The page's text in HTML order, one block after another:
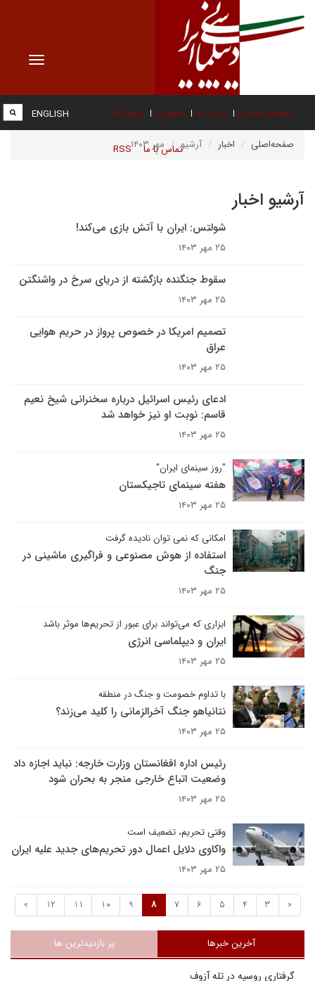
Toggle
صفحه نخست درباره ما عضویت پیوند ها
تماس با ما RSS
ENGLISH
صفحه‌اصلی اخبار آرشیو مهر ۱۴۰۳
آرشیو اخبار
شولتس: ایران با آتش بازی می‌کند!
۲۵ مهر ۱۴۰۳
سقوط جنگنده بازگشته از دریای سرخ در واشنگتن
۲۵ مهر ۱۴۰۳
تصمیم امریکا در خصوص پرواز در حریم هوایی
عراق
۲۵ مهر ۱۴۰۳
ادعای رئیس اسرائیل درباره سخنرانی شیخ نعیم
قاسم: نوبت او نیز خواهد شد
۲۵ مهر ۱۴۰۳
"روز سینمای ایران"
هفته سینمای تاجیکستان
۲۵ مهر ۱۴۰۳
امکانی که نمی توان نادیده گرفت
استفاده از هوش مصنوعی و فراگیری ماشینی در
جنگ
۲۵ مهر ۱۴۰۳
ابزاری که می‌تواند برای عبور از تحریم‌ها موثر باشد
ایران و دیپلماسی انرژی
۲۵ مهر ۱۴۰۳
با تداوم خصومت و جنگ در منطقه
نتانیاهو جنگ آخرالزمانی را کلید می‌زند؟
۲۵ مهر ۱۴۰۳
رئیس اداره افغانستان وزارت خارجه: نباید اجازه داد
وضعیت اتباع خارجی منجر به بحران شود
۲۵ مهر ۱۴۰۳
وقتی تحریم، تضعیف است
واکاوی دلایل اعمال دور تحریم‌های جدید علیه ایران
۲۵ مهر ۱۴۰۳
«
3
4
5
6
7
8
9
10
11
12
»
آخرین خبرها پر بازدیدترین ها
گرفتاری روسیه در تله آزوف